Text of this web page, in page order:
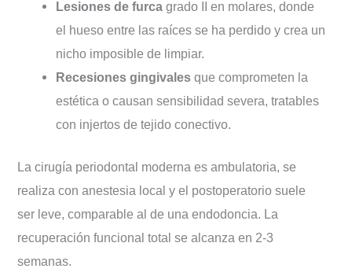
Lesiones de furca grado II en molares, donde
el hueso entre las raíces se ha perdido y crea un
nicho imposible de limpiar.
Recesiones gingivalesque comprometen la
estética o causan sensibilidad severa, tratables
con injertos de tejido conectivo.
La cirugía periodontal moderna es ambulatoria, se
realiza con anestesia local y el postoperatorio suele
ser leve, comparable al de una endodoncia. La
recuperación funcional total se alcanza en 2-3
semanas.